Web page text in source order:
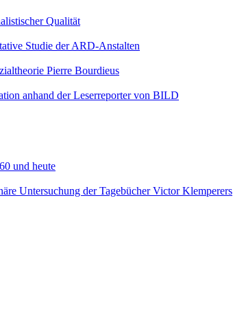
Qualität
Studie der ARD-Anstalten
Pierre Bourdieus
anhand der Leserreporter von BILD
und heute
Untersuchung der Tagebücher Victor Klemperers